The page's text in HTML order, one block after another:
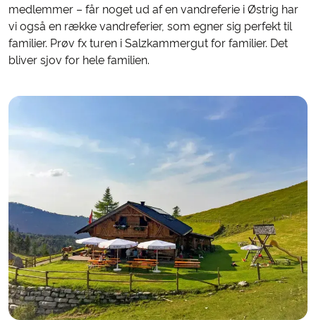
medlemmer – får noget ud af en vandreferie i Østrig har
vi også en række vandreferier, som egner sig perfekt til
familier. Prøv fx turen i Salzkammergut for familier. Det
bliver sjov for hele familien.